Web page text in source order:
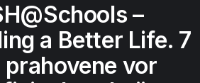
–
a Better Life. 7
vor